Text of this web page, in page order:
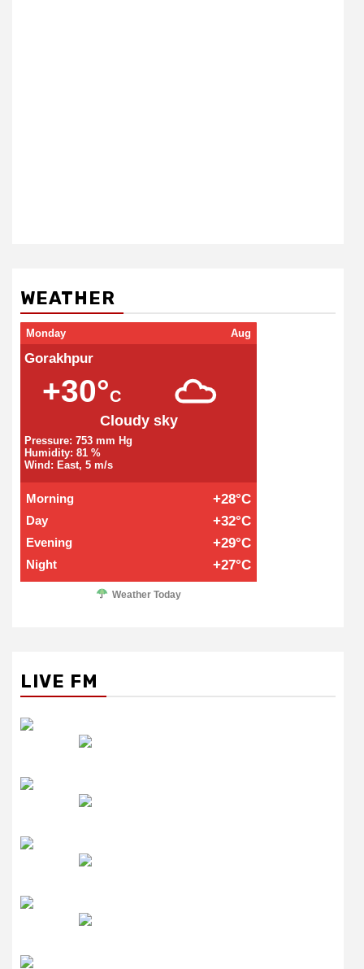
WEATHER
Monday Aug
Gorakhpur
+30°C
Cloudy sky
Pressure: 753 mm Hg
Humidity: 81 %
Wind: East, 5 m/s
Morning +28°C
Day +32°C
Evening +29°C
Night +27°C
Weather Today
LIVE FM